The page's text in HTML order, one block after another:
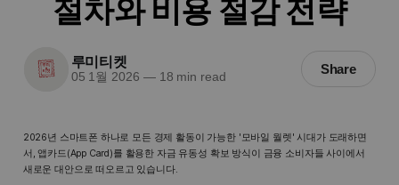
절차와 비용 절감 전략
루미티켓
05 1월 2026 —18 min read
Share
2026년 스마트폰 하나로 모든 경제 활동이 가능한 '모바일 월렛' 시대가 도래하면
서, 앱카드(App Card)를 활용한 자금 유동성 확보 방식이 금융 소비자들 사이에서
새로운 대안으로 떠오르고 있습니다.